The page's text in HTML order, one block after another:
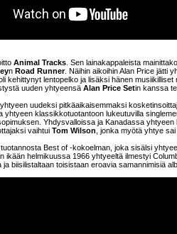
Animal Tracks. Sen lainakappaleista
n Road Runner. Näihin aikoihin Alan Price jätti
kehittynyt lentopelko ja lisäksi hänen
uuden yhtyeensä Alan Price Setin kanssa
uudeksi pitkäaikaisemmaksi
yhtyeen klassikkotuotantoon lukeutuvilla
Yhdysvalloissa ja Kanadassa
vaihtui Tom Wilson, jonka myötä yhtye
Best of -kokoelman, joka sisälsi
helmikuussa 1966 yhtyeeltä ilmestyi
biisilistaltaan toisistaan eroavia samannimisiä